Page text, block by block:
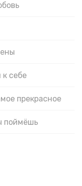
себе
прекрасное
поймёшь